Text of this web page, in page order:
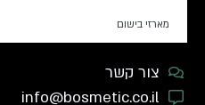
מארזי בישום
צור קשר
info@bosmetic.co.il